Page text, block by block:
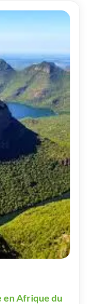
en Afrique du